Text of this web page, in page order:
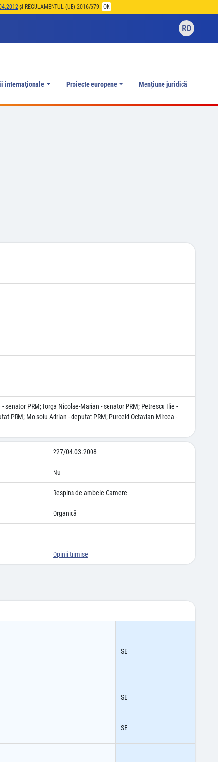
și REGULAMENTUL (UE) 2016/679. OK
RO
internaţionale Proiecte europene Mențiune juridică
senator PRM; Iorga Nicolae-Marian - senator PRM; Petrescu Ilie -
PRM; Moisoiu Adrian - deputat PRM; Purceld Octavian-Mircea -
227/04.03.2008
Nu
Respins de ambele Camere
Organică
Opinii trimise
SE
SE
SE